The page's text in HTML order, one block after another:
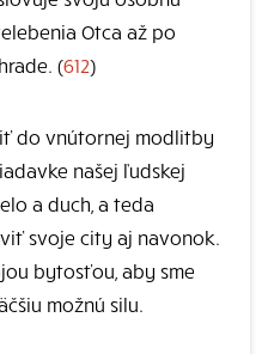
Otca až po
(612)
do vnútornej modlitby
našej ľudskej
a duch, a teda
svoje city aj navonok.
bytosťou, aby sme
možnú silu.